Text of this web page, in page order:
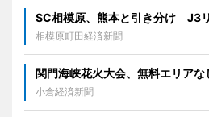
SC相模原、熊本と引き分け J3
相模原町田経済新聞
関門海峡花火大会、無料エリア
小倉経済新聞